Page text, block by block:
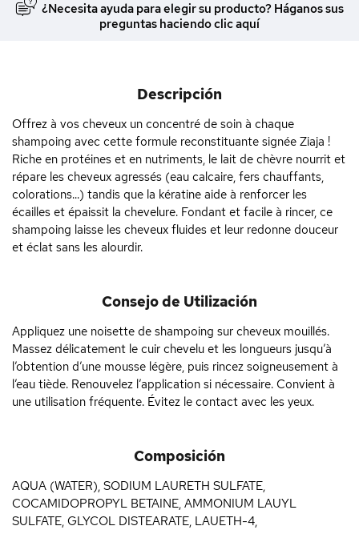
¿Necesita ayuda para elegir su producto? Háganos sus
preguntas haciendo clic aquí
Descripción
Offrez à vos cheveux un concentré de soin à chaque
shampoing avec cette formule reconstituante signée Ziaja !
Riche en protéines et en nutriments, le lait de chèvre nourrit et
répare les cheveux agressés (eau calcaire, fers chauffants,
colorations...) tandis que la kératine aide à renforcer les
écailles et épaissit la chevelure. Fondant et facile à rincer, ce
shampoing laisse les cheveux fluides et leur redonne douceur
et éclat sans les alourdir.
Consejo de Utilización
Appliquez une noisette de shampoing sur cheveux mouillés.
Massez délicatement le cuir chevelu et les longueurs jusqu’à
l’obtention d’une mousse légère, puis rincez soigneusement à
l’eau tiède. Renouvelez l’application si nécessaire. Convient à
une utilisation fréquente. Évitez le contact avec les yeux.
Composición
AQUA (WATER), SODIUM LAURETH SULFATE,
COCAMIDOPROPYL BETAINE, AMMONIUM LAUYL
SULFATE, GLYCOL DISTEARATE, LAUETH-4,